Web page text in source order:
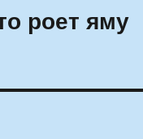
роет яму